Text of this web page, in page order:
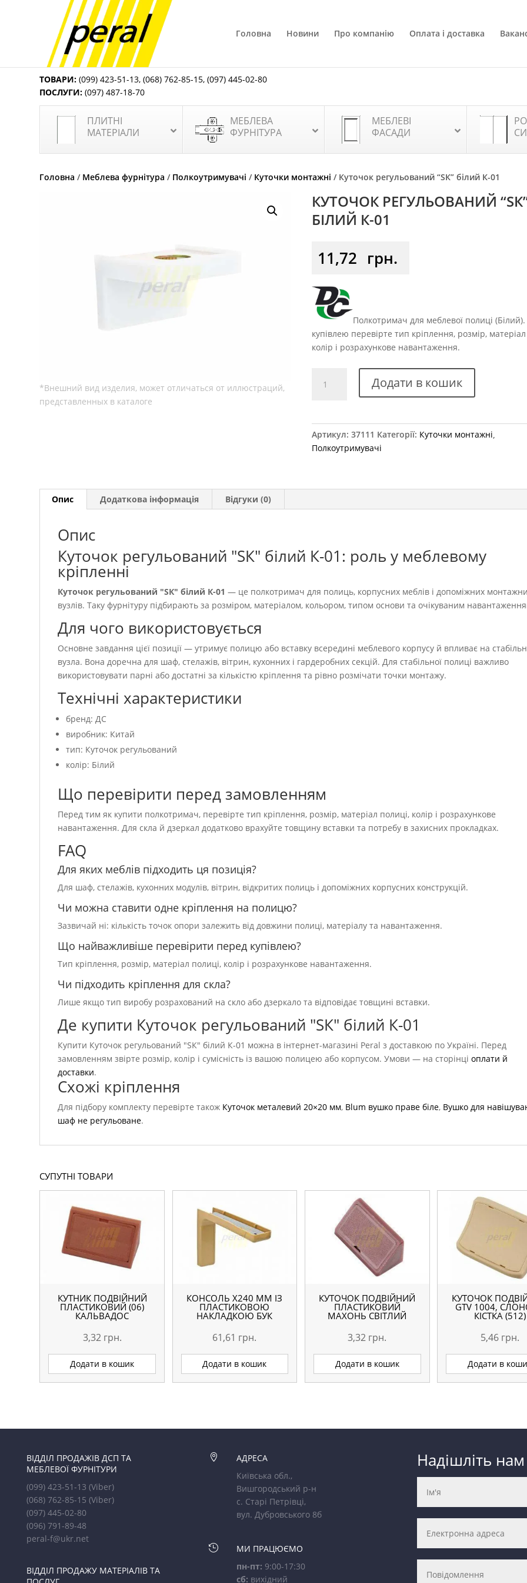
Головна Новини Про компанію Оплата і доставка
ТОВАРИ: (099) 423-51-13,(068) 762-85-15,(097) 445-02-80
ПОСЛУГИ: (097) 487-18-70
ПЛИТНІ
МАТЕРІАЛИ
МЕБЛЕВА
ФУРНІТУРА
МЕБЛЕВІ
ФАСАДИ
Головна / Меблева фурнітура / Полкоутримувачі / Куточки монтажні / Куточок регульований “SК” білий К-01
КУТОЧОК РЕГУЛЬОВАНИЙ
БІЛИЙ К-01
11,72 грн.
Полкотримач для меблевої полиці
купівлею перевірте тип кріплення, розмір,
колір і розрахункове навантаження.
регульований
кількість
Додати в кошик
Артикул:37111 Категорії: Куточки монтажні,
Полкоутримувачі
Опис Додаткова інформація Відгуки (0)
Опис
Куточок регульований "SК" білий К-01: роль у меблевому
кріпленні
Куточок регульований "SК" білий К-01 — це полкотримач для полиць, корпусних меблів і допоміжних
вузлів. Таку фурнітуру підбирають за розміром, матеріалом, кольором, типом основи та очікуваним
Для чого використовується
Основне завдання цієї позиції — утримує полицю або вставку всередині меблевого корпусу й впливає на
вузла. Вона доречна для шаф, стелажів, вітрин, кухонних і гардеробних секцій. Для стабільної полиці важливо
використовувати парні або достатні за кількістю кріплення та рівно розмічати точки монтажу.
Технічні характеристики
бренд: ДС
виробник: Китай
тип: Куточок регульований
колір: Білий
Що перевірити перед замовленням
Перед тим як купити полкотримач, перевірте тип кріплення, розмір, матеріал полиці, колір і розрахункове
навантаження. Для скла й дзеркал додатково врахуйте товщину вставки та потребу в захисних прокладках.
FAQ
Для яких меблів підходить ця позиція?
Для шаф, стелажів, кухонних модулів, вітрин, відкритих полиць і допоміжних корпусних конструкцій.
Чи можна ставити одне кріплення на полицю?
Зазвичай ні: кількість точок опори залежить від довжини полиці, матеріалу та навантаження.
Що найважливіше перевірити перед купівлею?
Тип кріплення, розмір, матеріал полиці, колір і розрахункове навантаження.
Чи підходить кріплення для скла?
Лише якщо тип виробу розрахований на скло або дзеркало та відповідає товщині вставки.
Де купити Куточок регульований "SК" білий К-01
Купити Куточок регульований "SК" білий К-01 можна в інтернет-магазині Peral з доставкою по Україні. Перед
замовленням звірте розмір, колір і сумісність із вашою полицею або корпусом. Умови — на сторінціоплати й
доставки.
Схожі кріплення
Для підбору комплекту перевірте також Куточок металевий 20×20 мм, Blum вушко праве біле, Вушко для
шаф не регульоване.
СУПУТНІ ТОВАРИ
КУТНИК ПОДВІЙНИЙ
ПЛАСТИКОВИЙ (06)
КАЛЬВАДОС
3,32 грн.
Додати в кошик
КОНСОЛЬ Х240 ММ ІЗ
ПЛАСТИКОВОЮ
НАКЛАДКОЮ БУК
61,61 грн.
Додати в кошик
КУТОЧОК ПОДВІЙНИЙ
ПЛАСТИКОВИЙ
МАХОНЬ СВІТЛИЙ
3,32 грн.
Додати в кошик
КУТОЧОК
GTV 1004,
КІСТКА (512)
5,46 грн.
Додати в
ВІДДІЛ ПРОДАЖІВ ДСП ТА
МЕБЛЕВОЇ ФУРНІТУРИ
(099) 423-51-13(Viber)
(068) 762-85-15(Viber)
(097) 445-02-80
(096) 791-89-48
peral-f@ukr.net
ВІДДІЛ ПРОДАЖУ МАТЕРІАЛІВ ТА

АДРЕСА
Київська обл.,
Вишгородський р-н
с. Старі Петрівці,
вул. Дубровського 8б

МИ ПРАЦЮЄМО
пн-пт: 9:00-17:30
сб: вихідний
Надішліть